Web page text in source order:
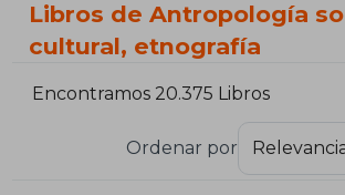
Libros de Antropología
cultural, etnografía
Encontramos 20.375 Libros
Ordenar por